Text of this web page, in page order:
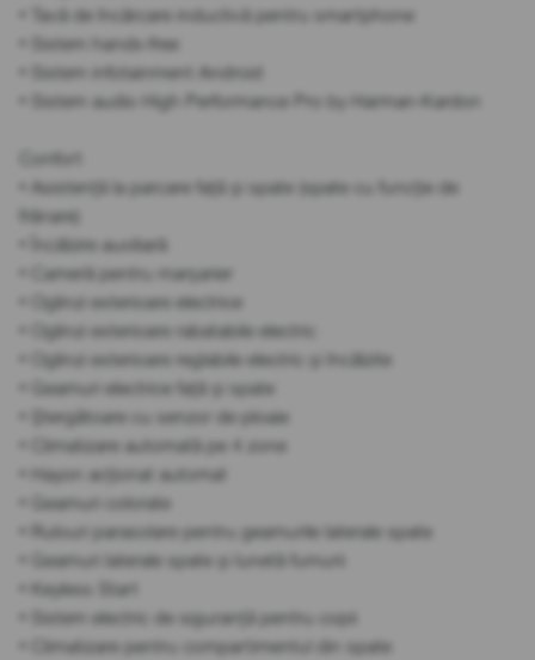
• Tavă de încărcare inductivă pentru smartphone
• Sistem hands-free
• Sistem infotainment Android
• Sistem audio High Performance Pro by Harman-Kardon
Confort
• Asistență la parcare față și spate (spate cu funcție de
frânare)
• Încălzire auxiliară
• Cameră pentru marșarier
• Oglinzi exterioare electrice
• Oglinzi exterioare rabatabile electric
• Oglinzi exterioare reglabile electric și încălzite
• Geamuri electrice față și spate
• Ștergătoare cu senzor de ploaie
• Climatizare automată pe 4 zone
• Hayon acționat automat
• Geamuri colorate
• Rulouri parasolare pentru geamurile laterale spate
• Geamuri laterale spate și lunetă fumurii
• Keyless Start
• Sistem electric de siguranță pentru copii
• Climatizare pentru compartimentul din spate